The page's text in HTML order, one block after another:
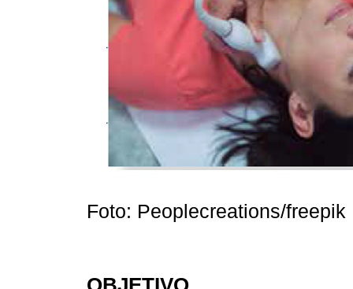
Foto: Peoplecreations/freepik